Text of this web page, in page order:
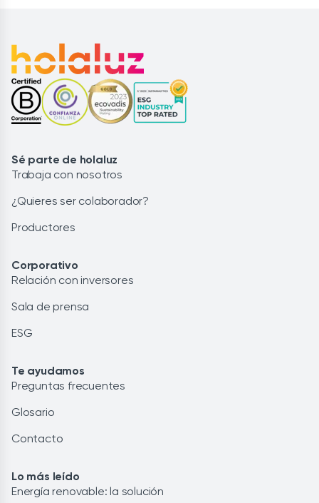
Sé parte de holaluz
Trabaja con nosotros
¿Quieres ser colaborador?
Productores
Corporativo
Relación con inversores
Sala de prensa
ESG
Te ayudamos
Preguntas frecuentes
Glosario
Contacto
Lo más leído
Energía renovable: la solución